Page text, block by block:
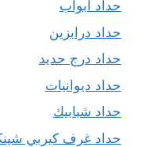
حداد ابواب
حداد درابزين
حداد درج حديد
حداد ديوانيات
حداد شبابيك
حداد غرف كيربي